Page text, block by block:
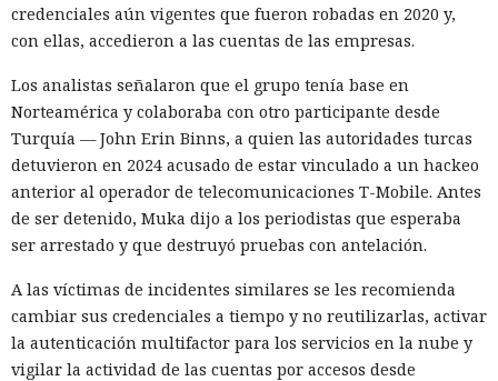
Era demasiado pronto para dar
por muerto a Next.js: la versión
16.3 pulveriza los récords de
rendimiento.
credenciales aún vigentes que fueron robadas en 2020 y,
con ellas, accedieron a las cuentas de las empresas.
Los analistas señalaron que el grupo tenía base en
Norteamérica y colaboraba con otro participante desde
Turquía — John Erin Binns, a quien las autoridades turcas
detuvieron en 2024 acusado de estar vinculado a un hackeo
anterior al operador de telecomunicaciones T-Mobile. Antes
de ser detenido, Muka dijo a los periodistas que esperaba
ser arrestado y que destruyó pruebas con antelación.
A las víctimas de incidentes similares se les recomienda
cambiar sus credenciales a tiempo y no reutilizarlas, activar
la autenticación multifactor para los servicios en la nube y
vigilar la actividad de las cuentas por accesos desde